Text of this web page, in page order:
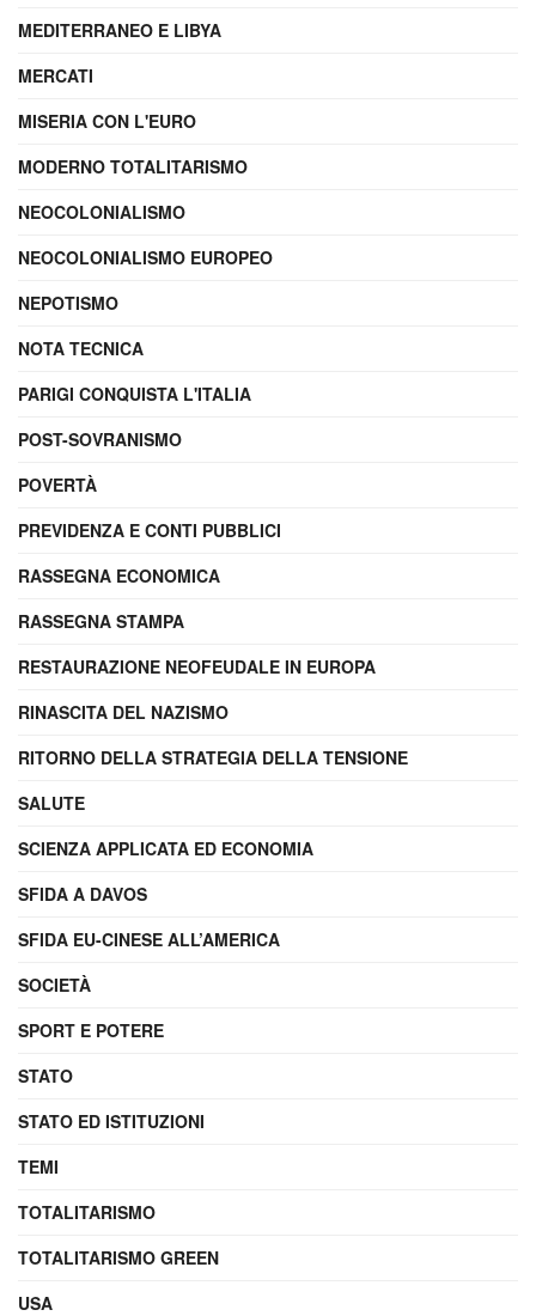
MEDITERRANEO E LIBYA
MERCATI
MISERIA CON L'EURO
MODERNO TOTALITARISMO
NEOCOLONIALISMO
NEOCOLONIALISMO EUROPEO
NEPOTISMO
NOTA TECNICA
PARIGI CONQUISTA L'ITALIA
POST-SOVRANISMO
POVERTÀ
PREVIDENZA E CONTI PUBBLICI
RASSEGNA ECONOMICA
RASSEGNA STAMPA
RESTAURAZIONE NEOFEUDALE IN EUROPA
RINASCITA DEL NAZISMO
RITORNO DELLA STRATEGIA DELLA TENSIONE
SALUTE
SCIENZA APPLICATA ED ECONOMIA
SFIDA A DAVOS
SFIDA EU-CINESE ALL’AMERICA
SOCIETÀ
SPORT E POTERE
STATO
STATO ED ISTITUZIONI
TEMI
TOTALITARISMO
TOTALITARISMO GREEN
USA